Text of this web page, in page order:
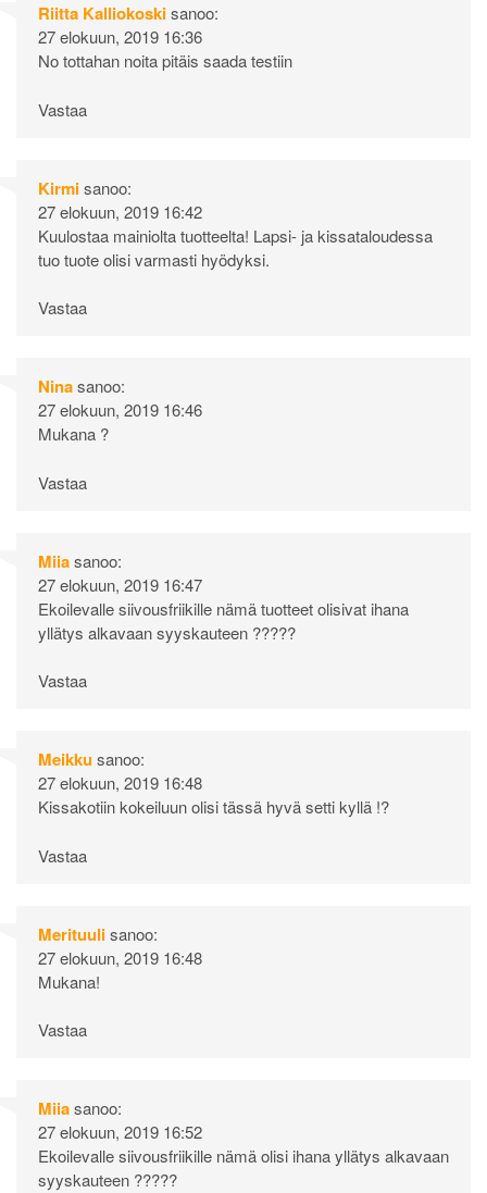
Riitta Kalliokoskisanoo:
27 elokuun, 2019 16:36
No tottahan noita pitäis saada testiin
Vastaa
Kirmisanoo:
27 elokuun, 2019 16:42
Kuulostaa mainiolta tuotteelta! Lapsi- ja kissataloudessa
tuo tuote olisi varmasti hyödyksi.
Vastaa
Ninasanoo:
27 elokuun, 2019 16:46
Mukana ?
Vastaa
Miiasanoo:
27 elokuun, 2019 16:47
Ekoilevalle siivousfriikille nämä tuotteet olisivat ihana
yllätys alkavaan syyskauteen ?????
Vastaa
Meikkusanoo:
27 elokuun, 2019 16:48
Kissakotiin kokeiluun olisi tässä hyvä setti kyllä !?
Vastaa
Merituulisanoo:
27 elokuun, 2019 16:48
Mukana!
Vastaa
Miiasanoo:
27 elokuun, 2019 16:52
Ekoilevalle siivousfriikille nämä olisi ihana yllätys alkavaan
syyskauteen ?????